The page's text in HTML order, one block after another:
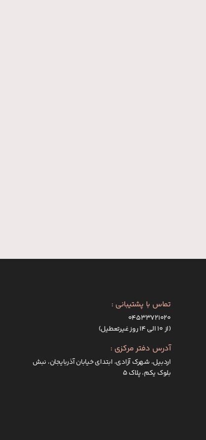
تماس با پشتیبانی :
۰۴۵۳۳۷۲۱۰۲۰
(از ۱۰ الی ۱۴ روز غیرتعطیل)
آدرس دفتر مرکزی :
اردبیل، شهرک آزادی، ابتدای خیابان آذربایجان، نبش
بلوک یکم، پلاک 5